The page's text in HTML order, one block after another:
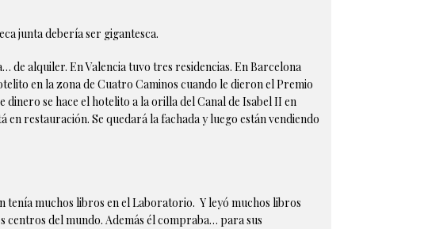
junta debería ser gigantesca.
de alquiler. En Valencia tuvo tres residencias. En Barcelona
en la zona de Cuatro Caminos cuando le dieron el Premio
se hace el hotelito a la orilla del Canal de Isabel II en
restauración. Se quedará la fachada y luego están vendiendo
tenía muchos libros en el Laboratorio. Y leyó muchos libros
del mundo. Además él compraba… para sus